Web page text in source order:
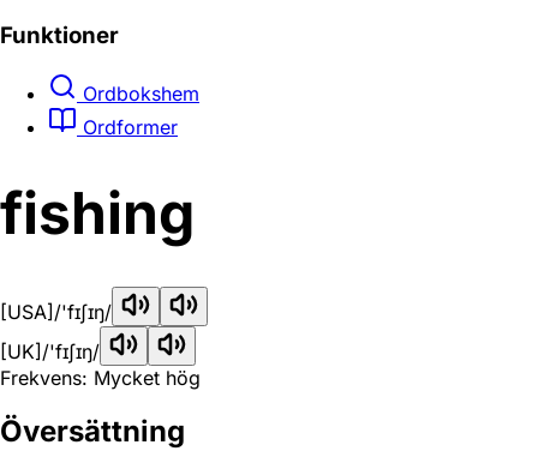
Funktioner
Ordbokshem
Ordformer
fishing
[USA] /'fɪʃɪŋ/
[UK] /'fɪʃɪŋ/
Frekvens: Mycket hög
Översättning